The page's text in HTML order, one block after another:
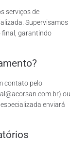
serviços de
Supervisamos
final, garantindo
contato pelo
ou
enviará